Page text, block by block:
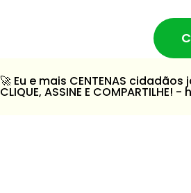
🚀️ Eu e mais CENTENAS
CLIQUE, ASSINE E